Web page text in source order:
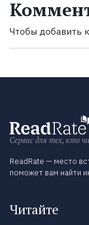
Чтобы добавить
Сервис для тех, кто
ReadRate — место
поможет вам найти
Читайте